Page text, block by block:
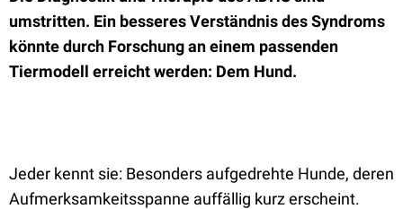
umstritten. Ein besseres Verständnis des Syndroms
könnte durch Forschung an einem passenden
Tiermodell erreicht werden: Dem Hund.
Jeder kennt sie: Besonders aufgedrehte Hunde, deren
Aufmerksamkeitsspanne auffällig kurz erscheint.